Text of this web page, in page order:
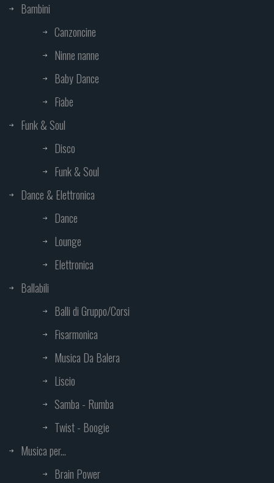
Bambini
Canzoncine
Ninne nanne
Baby Dance
Fiabe
Funk & Soul
Disco
Funk & Soul
Dance & Elettronica
Dance
Lounge
Elettronica
Ballabili
Balli di Gruppo/Corsi
Fisarmonica
Musica Da Balera
Liscio
Samba - Rumba
Twist - Boogie
Musica per...
Brain Power